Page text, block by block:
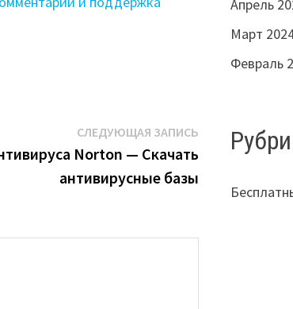
СЛЕДУЮЩАЯ ЗАПИСЬСледующая
запись:
Norton — Скачать
антивирусные базы
Апрель
Март
Февраль